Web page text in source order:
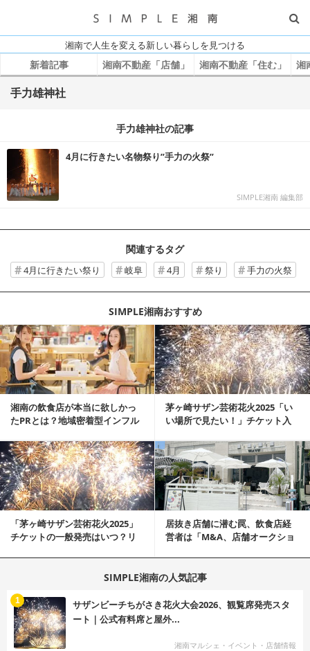
湘南で人生を変える新しい暮らしを見つける
新着記事 湘南不動産「店舗」 湘南不動産「住む」 湘
手力雄神社
手力雄神社の記事
4月に行きたい名物祭り”手力の火祭”
SIMPLE湘南 編集部
関連するタグ
4月に行きたい祭り 岐阜 4月 祭り 手力の火祭
SIMPLE湘南おすすめ
湘南の飲食店が本当に欲しかっ
たPRとは？地域密着型インフル
茅ヶ崎サザン芸術花火2025「い
い場所で見たい！」チケット入
記事を読む
「茅ヶ崎サザン芸術花火2025」
チケットの一般発売はいつ？リ
居抜き店舗に潜む罠、飲食店経
営者は「M&A、店舗オークショ
記事を読む
SIMPLE湘南の人気記事
サザンビーチちがさき花火大会2026、観覧席発売スタ
ート｜公式有料席と屋外...
湘南マルシェ・イベント・店舗情報
1